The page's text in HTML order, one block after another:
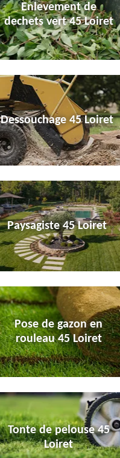
Enlevement de
dechets vert 45 Loiret
Dessouchage 45 Loiret
Paysagiste 45 Loiret
Pose de gazon en
rouleau 45 Loiret
Tonte de pelouse 45
Loiret